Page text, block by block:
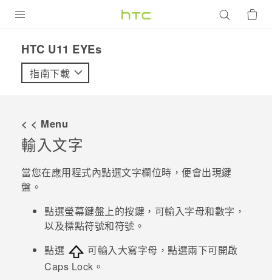
VIVE
配件
優惠專區
焦點訊息
企業採購
銷售門市
支援服務
VIVELAND
HTC U11 EYEs‎
指南下載
< < Menu
輸入文字
當您在應用程式內點選文字欄位時，便會出現鍵
盤。
點選螢幕鍵盤上的按鍵，可輸入字母和數字，
以及標點符號和符號。
點選
可輸入大寫字母，點選兩下可開啟
Caps Lock。